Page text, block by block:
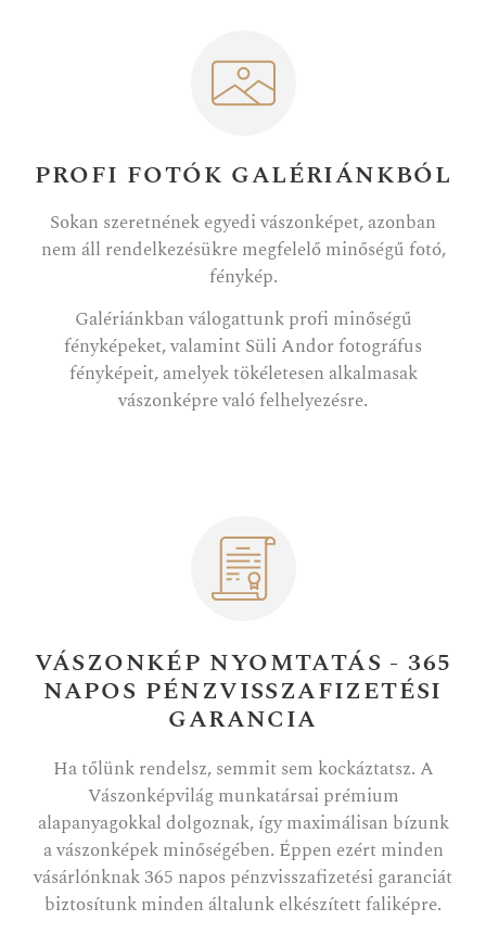
PROFI FOTÓK GALÉRIÁNKBÓL
Sokan szeretnének egyedi vászonképet, azonban
nem áll rendelkezésükre megfelelő minőségű fotó,
fénykép.
Galériánkban válogattunk profi minőségű
fényképeket, valamint Süli Andor fotográfus
fényképeit, amelyek tökéletesen alkalmasak
vászonképre való felhelyezésre.
VÁSZONKÉP NYOMTATÁS - 365
NAPOS PÉNZVISSZAFIZETÉSI
GARANCIA
Ha tőlünk rendelsz, semmit sem kockáztatsz. A
Vászonképvilág munkatársai prémium
alapanyagokkal dolgoznak, így maximálisan bízunk
a vászonképek minőségében. Éppen ezért minden
vásárlónknak 365 napos pénzvisszafizetési garanciát
biztosítunk minden általunk elkészített faliképre.